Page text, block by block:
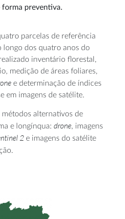
preventiva.
parcelas de referência
longo dos quatro anos do
inventário florestal,
medição de áreas foliares,
e determinação de índices
em imagens de satélite.
métodos alternativos de
e longínqua: drone, imagens
2 e imagens do satélite